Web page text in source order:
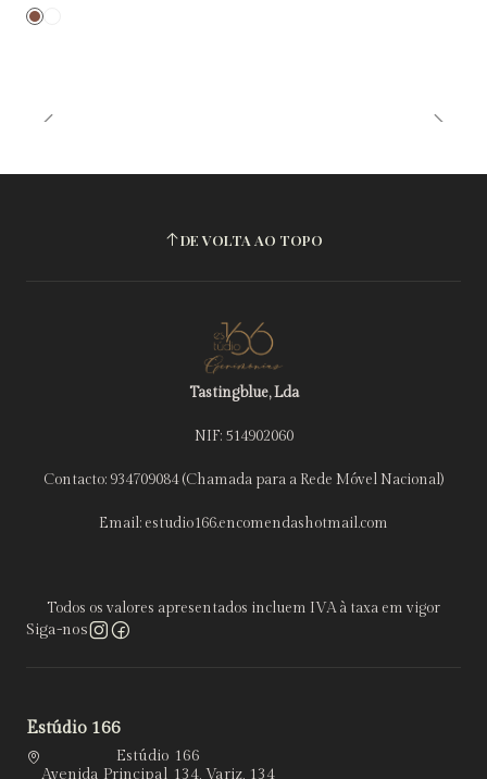
DE VOLTA AO TOPO
Tastingblue, Lda
NIF: 514902060
Contacto: 934709084 (Chamada para a Rede Móvel Nacional)
Email: estudio166.encomendashotmail.com
Todos os valores apresentados incluem IVA à taxa em vigor
Siga-nos
Estúdio 166
Estúdio 166
Avenida Principal 134, Variz, 134